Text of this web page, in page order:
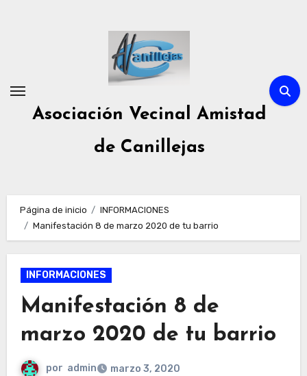
Asociación Vecinal Amistad
de Canillejas
Página de inicio
INFORMACIONES
Manifestación 8 de marzo 2020 de tu barrio
INFORMACIONES
Manifestación 8 de
marzo 2020 de tu barrio
por admin marzo 3, 2020